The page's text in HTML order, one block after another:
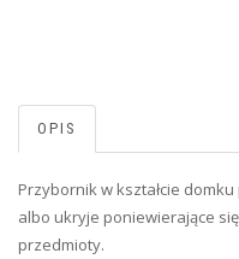
OPIS
Przybornik w kształcie
albo ukryje poniewierające
przedmioty.